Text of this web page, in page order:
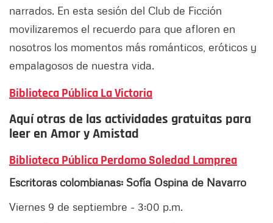
narrados. En esta sesión del Club de Ficción
movilizaremos el recuerdo para que afloren en
nosotros los momentos más románticos, eróticos y
empalagosos de nuestra vida.
Biblioteca Pública La Victoria
Aquí otras de las actividades gratuitas para
leer en Amor y Amistad
Biblioteca Pública Perdomo Soledad Lamprea
Escritoras colombianas: Sofía Ospina de Navarro
Viernes 9 de septiembre - 3:00 p.m.